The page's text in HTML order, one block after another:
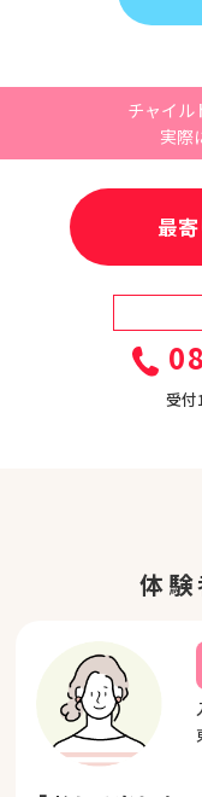
チャイル
実際
最
受付
体